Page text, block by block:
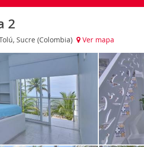
2
Sucre (Colombia) Ver mapa